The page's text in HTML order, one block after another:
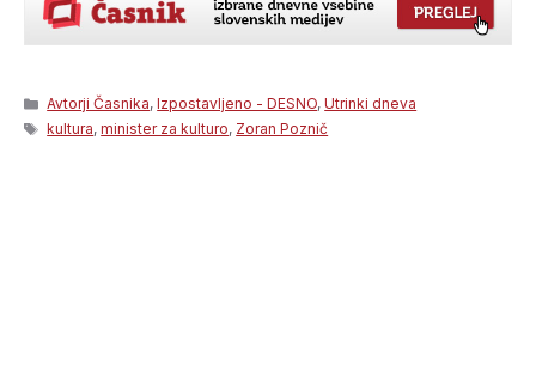
Categories
Avtorji Časnika,Izpostavljeno - DESNO,Utrinki dneva
Tags
kultura,minister za kulturo, Zoran Poznič